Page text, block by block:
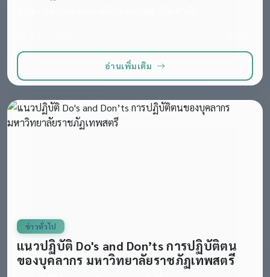
อ่านเพิ่มเติม
ข่าวทั่วไป
แนวปฏิบัติ Do's and Don’ts การปฏิบัติตน
ของบุคลากร มหาวิทยาลัยราชภัฏเทพสตรี